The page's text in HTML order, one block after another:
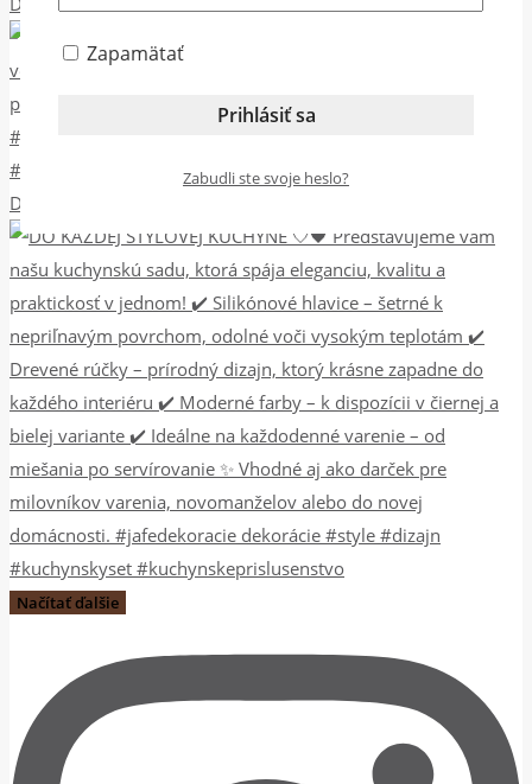
DO KAŽDEJ ŠTÝLOVEJ KUCHYNE 🤍🖤 Predstavujeme vám n
Načítať ďalšie
Zapamätať
Zabudli ste svoje heslo?